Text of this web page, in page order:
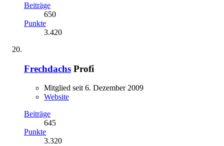
Beiträge
650
Punkte
3.420
Frechdachs Profi
Mitglied seit 6. Dezember 2009
Website
Beiträge
645
Punkte
3.320